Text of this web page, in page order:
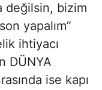
değilsin, bizim
yapalım”
ihtiyacı
DÜNYA
ise kapı